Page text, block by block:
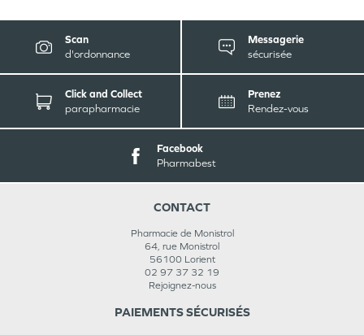
Scan
d'ordonnance
Messagerie
sécurisée
Click and Collect
parapharmacie
Prenez
Rendez-vous
Facebook
Pharmabest
CONTACT
Pharmacie de Monistrol
64, rue Monistrol
56100 Lorient
02 97 37 32 19
Rejoignez-nous
PAIEMENTS SÉCURISÉS